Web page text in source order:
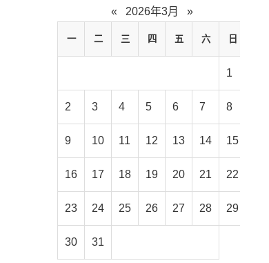
« 2026年3月 »
一 二 三 四 五 六 日
1
2 3 4 5 6 7 8
9 10 11 12 13 14 15
16 17 18 19 20 21 22
23 24 25 26 27 28 29
30 31